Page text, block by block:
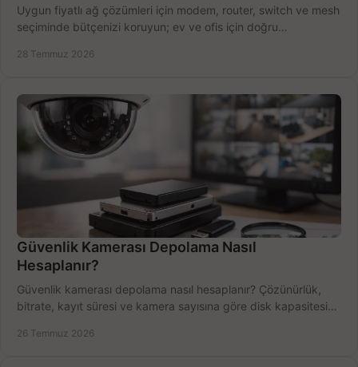
Uygun fiyatlı ağ çözümleri için modem, router, switch ve mesh
seçiminde bütçenizi koruyun; ev ve ofis için doğru
28 Temmuz 2026
Güvenlik Kamerası Depolama Nasıl
Hesaplanır?
Güvenlik kamerası depolama nasıl hesaplanır? Çözünürlük,
bitrate, kayıt süresi ve kamera sayısına göre disk kapasitesini
26 Temmuz 2026